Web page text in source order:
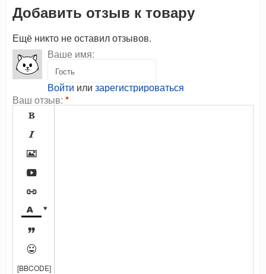
Добавить отзыв к товару
Ещё никто не оставил отзывов.
Ваше имя:
Войти или зарегистрироваться
Ваш отзыв: *









[BBCODE]